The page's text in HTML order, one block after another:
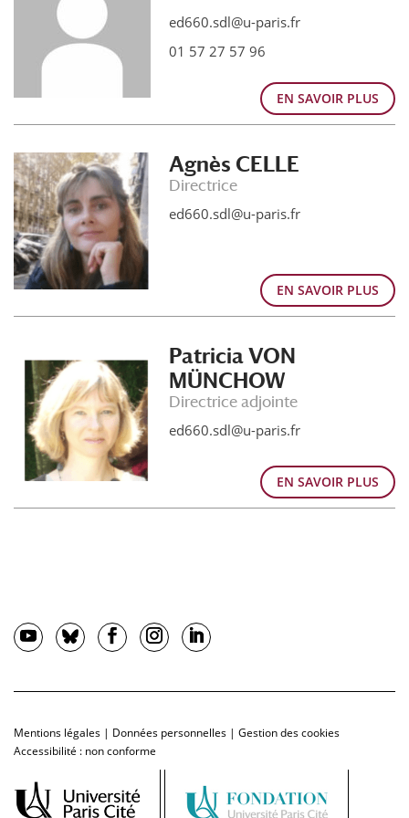
ed660.sdl@u-paris.fr
01 57 27 57 96
EN SAVOIR PLUS
Agnès CELLE
Directrice
ed660.sdl@u-paris.fr
EN SAVOIR PLUS
Patricia VON
MÜNCHOW
Directrice adjointe
ed660.sdl@u-paris.fr
EN SAVOIR PLUS
Mentions légales | Données personnelles | Gestion des cookies
Accessibilité : non conforme